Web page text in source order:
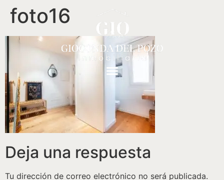
foto16
Deja una respuesta
Tu dirección de correo electrónico no será publicada.